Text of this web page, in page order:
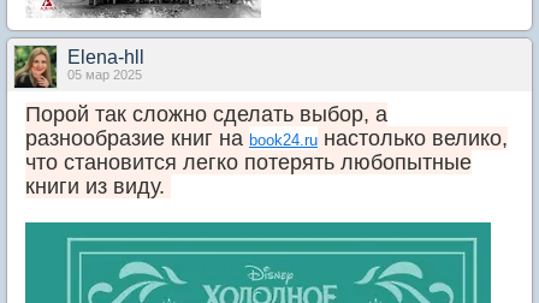
Elena-hll
05 мар 2025
Порой так сложно сделать выбор, а
разнообразие книг на book24.ru настолько велико,
что становится легко потерять любопытные
книги из виду.